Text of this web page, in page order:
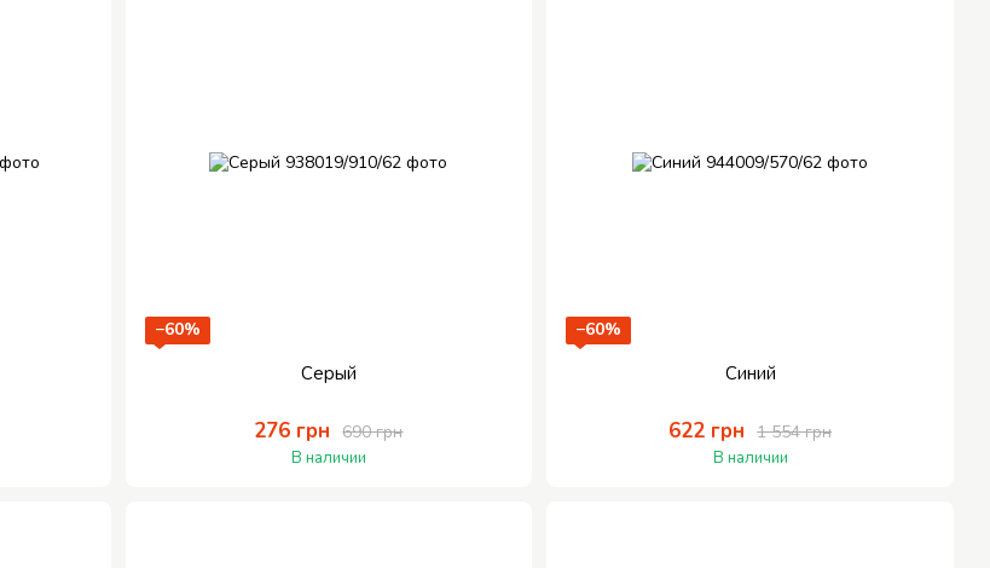
−60%
Серый
690 грн
276 грн
В наличии
−60%
Синий
1 554 грн
622 грн
В наличии